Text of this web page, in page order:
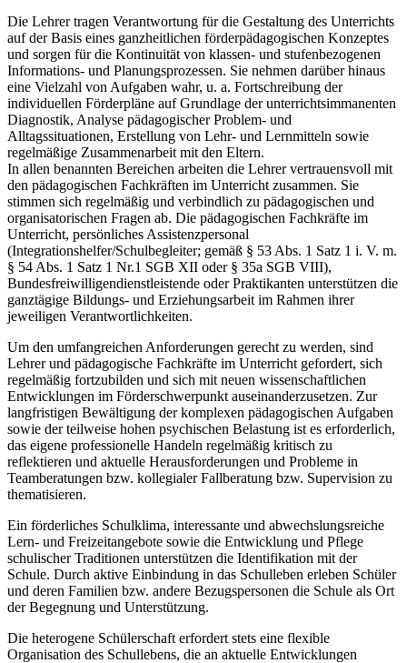
Die Lehrer tragen Verantwortung für die Gestaltung des Unterrichts
auf der Basis eines ganzheitlichen förderpädagogischen Konzeptes
und sorgen für die Kontinuität von klassen- und stufenbezogenen
Informations- und Planungsprozessen. Sie nehmen darüber hinaus
eine Vielzahl von Aufgaben wahr, u. a. Fortschreibung der
individuellen Förderpläne auf Grundlage der unterrichtsimmanenten
Diagnostik, Analyse pädagogischer Problem- und
Alltagssituationen, Erstellung von Lehr- und Lernmitteln sowie
regelmäßige Zusammenarbeit mit den Eltern.
In allen benannten Bereichen arbeiten die Lehrer vertrauensvoll mit
den pädagogischen Fachkräften im Unterricht zusammen. Sie
stimmen sich regelmäßig und verbindlich zu pädagogischen und
organisatorischen Fragen ab. Die pädagogischen Fachkräfte im
Unterricht, persönliches Assistenzpersonal
(Integrationshelfer/Schulbegleiter; gemäß § 53 Abs. 1 Satz 1 i. V. m.
§ 54 Abs. 1 Satz 1 Nr.1 SGB XII oder § 35a SGB VIII),
Bundesfreiwilligendienstleistende oder Praktikanten unterstützen die
ganztägige Bildungs- und Erziehungsarbeit im Rahmen ihrer
jeweiligen Verantwortlichkeiten.
Um den umfangreichen Anforderungen gerecht zu werden, sind
Lehrer und pädagogische Fachkräfte im Unterricht gefordert, sich
regelmäßig fortzubilden und sich mit neuen wissenschaftlichen
Entwicklungen im Förderschwerpunkt auseinanderzusetzen. Zur
langfristigen Bewältigung der komplexen pädagogischen Aufgaben
sowie der teilweise hohen psychischen Belastung ist es erforderlich,
das eigene professionelle Handeln regelmäßig kritisch zu
reflektieren und aktuelle Herausforderungen und Probleme in
Teamberatungen bzw. kollegialer Fallberatung bzw. Supervision zu
thematisieren.
Ein förderliches Schulklima, interessante und abwechslungsreiche
Lern- und Freizeitangebote sowie die Entwicklung und Pflege
schulischer Traditionen unterstützen die Identifikation mit der
Schule. Durch aktive Einbindung in das Schulleben erleben Schüler
und deren Familien bzw. andere Bezugspersonen die Schule als Ort
der Begegnung und Unterstützung.
Die heterogene Schülerschaft erfordert stets eine flexible
Organisation des Schullebens, die an aktuelle Entwicklungen